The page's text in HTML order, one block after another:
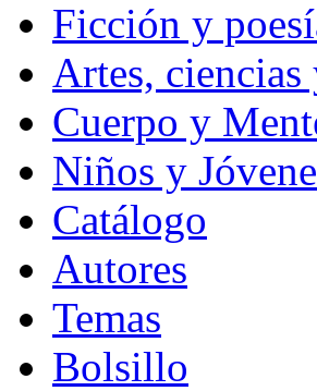
Ficción y
Artes, ciencias
Cuerpo y
Niños y
Catálogo
Autores
Temas
Bolsillo